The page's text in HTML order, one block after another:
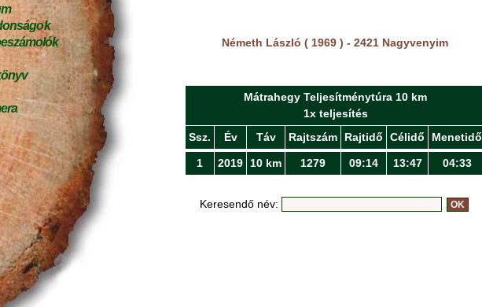
Németh László ( 1969 ) - 2421 Nagyvenyim
Mátrahegy Teljesítménytúra 10 km
1x teljesítés
Ssz.
Év Táv Rajtszám Rajtidő Célidő Menetidő
1 2019 10 km 1279 09:14 13:47 04:33
Keresendő név: